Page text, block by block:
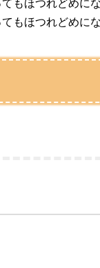
もほつれどめにな
もほつれどめにな